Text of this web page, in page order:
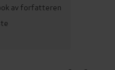
av forfatteren